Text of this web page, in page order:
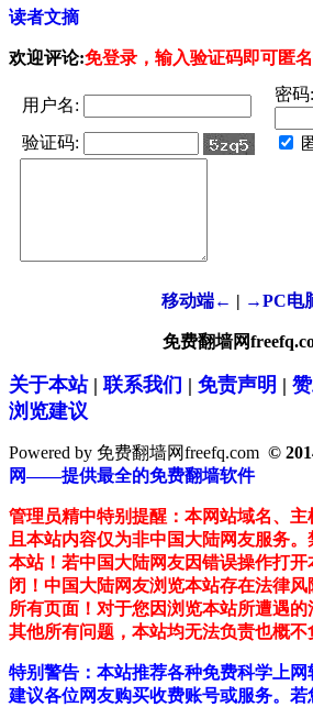
读者文摘
欢迎评论:免登录，输入验证码即可匿
用户名:
密码:
验证码:
移动端← | →PC电
免费翻墙网
关于本站| 联系我们 | 免责声明 |
浏览建议
Powered by 免费翻墙网freefq.com ©
网——提供最全的免费翻墙软件
管理员精中特别提醒：本网站域名、主
且本站内容仅为非中国大陆网友服务
本站！若中国大陆网友因错误操作打
闭！中国大陆网友浏览本站存在法律
所有页面！对于您因浏览本站所遭遇
其他所有问题，本站均无法负责也概不
特别警告：本站推荐各种免费科学上
建议各位网友购买收费账号或服务。